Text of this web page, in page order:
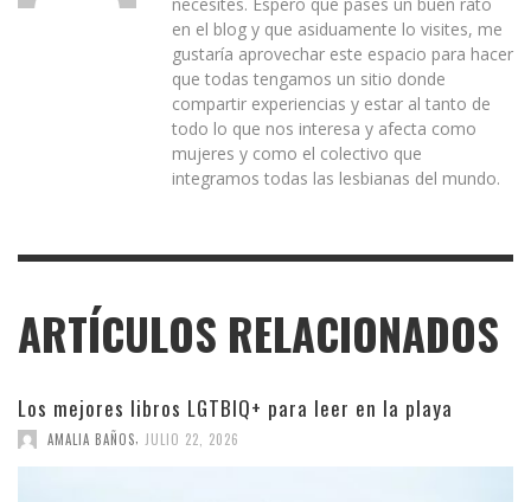
en el blog y que asiduamente lo visites, me
gustaría aprovechar este espacio para hacer
que todas tengamos un sitio donde
compartir experiencias y estar al tanto de
todo lo que nos interesa y afecta como
mujeres y como el colectivo que
integramos todas las lesbianas del mundo.
ARTÍCULOS RELACIONADOS
Los mejores libros LGTBIQ+ para leer en la playa
AMALIA BAÑOS JULIO 22, 2026